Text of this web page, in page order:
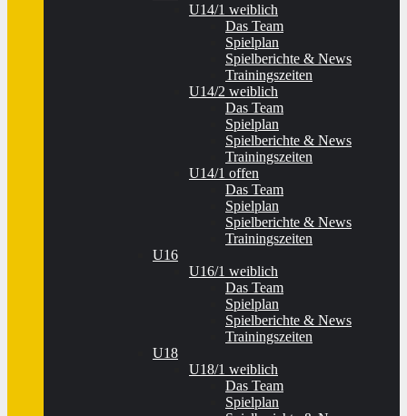
U14/1 weiblich
Das Team
Spielplan
Spielberichte & News
Trainingszeiten
U14/2 weiblich
Das Team
Spielplan
Spielberichte & News
Trainingszeiten
U14/1 offen
Das Team
Spielplan
Spielberichte & News
Trainingszeiten
U16
U16/1 weiblich
Das Team
Spielplan
Spielberichte & News
Trainingszeiten
U18
U18/1 weiblich
Das Team
Spielplan